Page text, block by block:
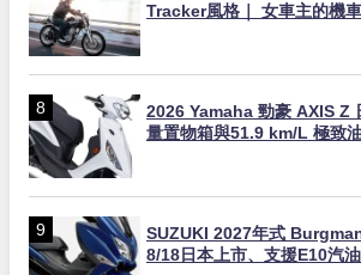
Tracker風格｜ 女車主的機
2026 Yamaha 勁豪 AXIS Z
量置物箱與51.9 km/L 極致
SUZUKI 2027年式
8/18日本上市、支援E10汽